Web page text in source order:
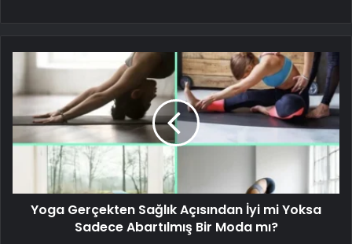
Yoga Gerçekten Sağlık Açısından İyi mi Yoksa
Sadece Abartılmış Bir Moda mı?